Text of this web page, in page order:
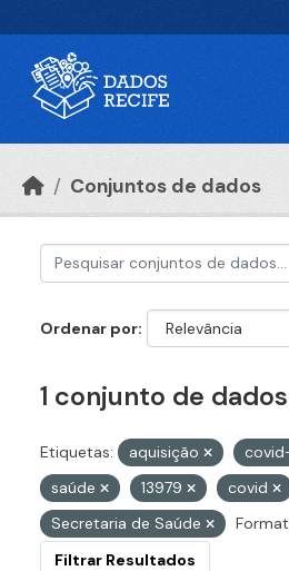
Conjuntos de dados
Ordenar por
1 conjunto de
Etiquetas: aquisição
saúde
13979 covid
Secretaria de Saúde
Filtrar Resultados